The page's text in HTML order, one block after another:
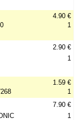
4.90 €
1
2.90 €
1
1.59 €
1
7.90 €
1